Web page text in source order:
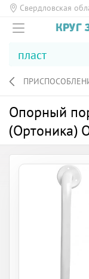
Свердловская
Опорный
(Ортоника)